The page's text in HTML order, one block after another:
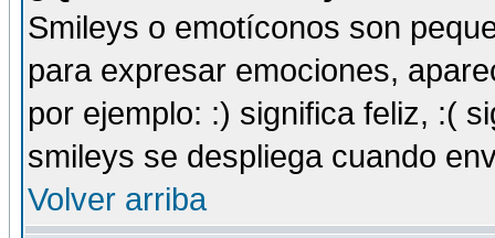
Smileys o emotíconos son
para expresar emociones,
por ejemplo: :) significa feliz, :(
smileys se despliega cuando
Volver arriba